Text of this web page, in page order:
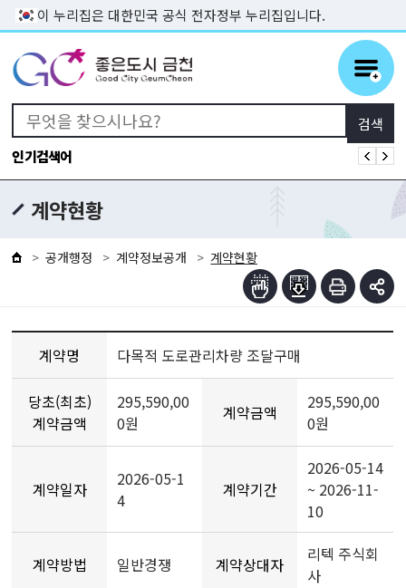
본문 바로가기
이 누리집은 대한민국 공식 전자정부 누리집입니다.
인기검색어
계약현황
공개행정 계약정보공개 계약현황
계약명 다목적 도로관리차량 조달구매
당초(최초)
계약금액
295,590,00
0원
계약금액
295,590,00
0원
계약일자
2026-05-1
4
계약기간
2026-05-14
~ 2026-11-
10
계약방법 일반경쟁 계약상대자
리텍 주식회
사